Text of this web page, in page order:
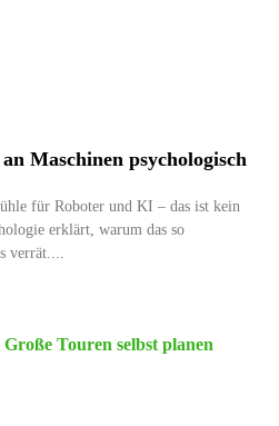
Maschinen psychologisch
für Roboter und KI – das ist kein
erklärt, warum das so
verrät.